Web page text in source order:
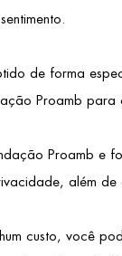
de forma
Proamb para
Proamb e
além de
custo, você